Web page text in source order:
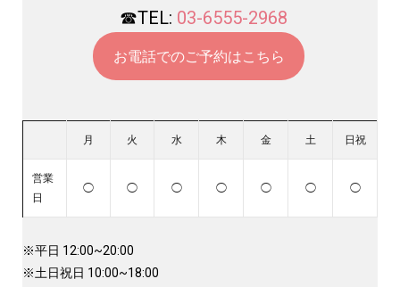
☎︎TEL: 03-6555-2968
お電話でのご予約はこちら
月 火 水 木 金 土 日祝
営業
日
◯ ◯ ◯ ◯ ◯ ◯ ◯
※平日 12:00~20:00
※土日祝日 10:00~18:00